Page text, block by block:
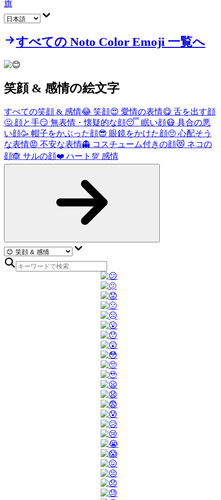
旗
すべての Noto Color Emoji 一覧へ
笑顔 & 感情の絵文字
すべての笑顔 & 感情😂 笑顔😍 愛情の表情😋 舌を出す顔
🤔 顔と手😏 無表情・懐疑的な顔😴 眠い顔😷 具合の悪
い顔🥳 帽子をかぶった顔😎 眼鏡をかけた顔🥺 心配そう
な表情😡 不安な表情👻 コスチューム付きの顔😻 ネコの
顔🙈 サルの顔❤️ ハート 💯 感情